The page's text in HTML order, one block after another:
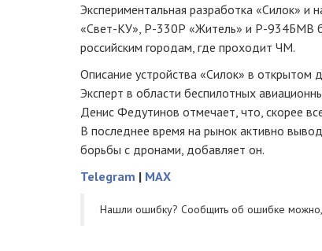
Экспериментальная разработка «Силок» и
«Свет-КУ» Р-330Р «Житель» и Р-934БМВ
российским городам, где проходит ЧМ.
Описание устройства «Силок» в открытом
Эксперт в области беспилотных
Денис Федутинов отмечает, что, скорее
В последнее время на рынок активно
борьбы с дронами, добавляет он.
Telegram | MAX
Нашли ошибку? Cообщить об ошибке